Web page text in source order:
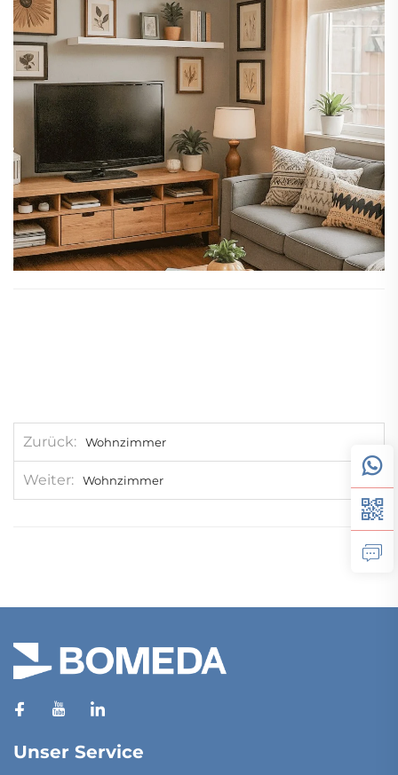
Zurück Wohnzimmer
Weiter Wohnzimmer
Unser Service